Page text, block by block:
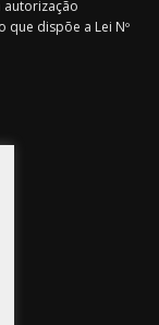
autorização
que dispõe a Lei Nº